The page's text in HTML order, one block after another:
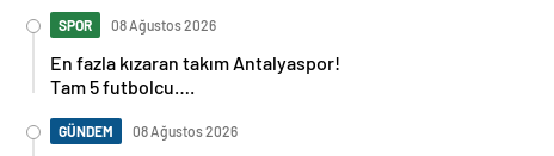
SPOR 08 Ağustos 2026
En fazla kızaran takım Antalyaspor!
Tam 5 futbolcu….
GÜNDEM 08 Ağustos 2026